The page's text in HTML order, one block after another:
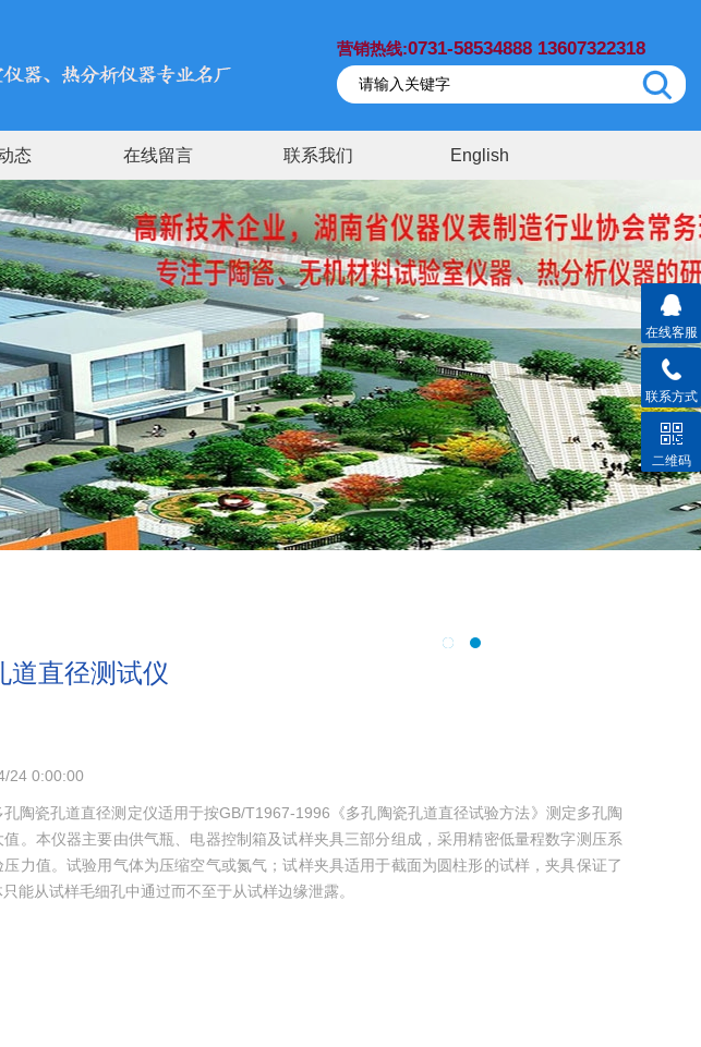
营销热线:0731-58534888 13607322318
态 在线留言 联系我们 English
道直径测试仪
24 0:00:00
孔陶瓷孔道直径测定仪适用于按GB/T1967-1996《多孔陶瓷孔道直径试验方法》测定多孔陶
。本仪器主要由供气瓶、电器控制箱及试样夹具三部分组成，采用精密低量程数字测压系
力值。试验用气体为压缩空气或氮气；试样夹具适用于截面为圆柱形的试样，夹具保证了
能从试样毛细孔中通过而不至于从试样边缘泄露。
在线客服
联系方式
二维码